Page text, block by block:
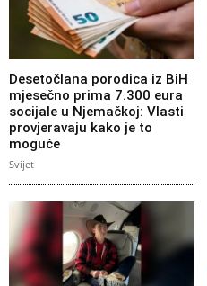
Desetočlana porodica iz BiH
mjesečno prima 7.300 eura
socijale u Njemačkoj: Vlasti
provjeravaju kako je to
moguće
Svijet